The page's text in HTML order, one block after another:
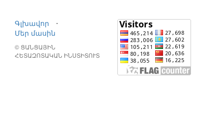
Գլխավոր
⋅
Մեր մասին
© ՑԱՆՑԱՅԻՆ
ՀԵՏԱԶՈՏԱԿԱՆ ԻՆՍՏԻՏՈՒՏ